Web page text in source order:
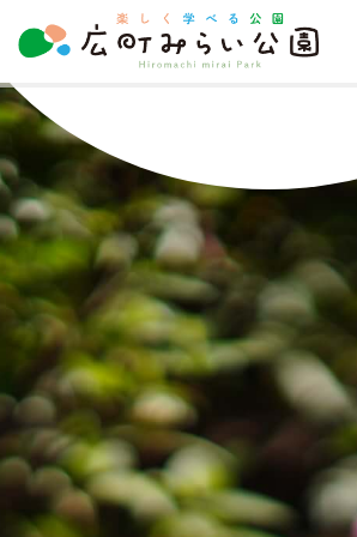
し
学
べ
る
園
広
町
ら
い
公
園